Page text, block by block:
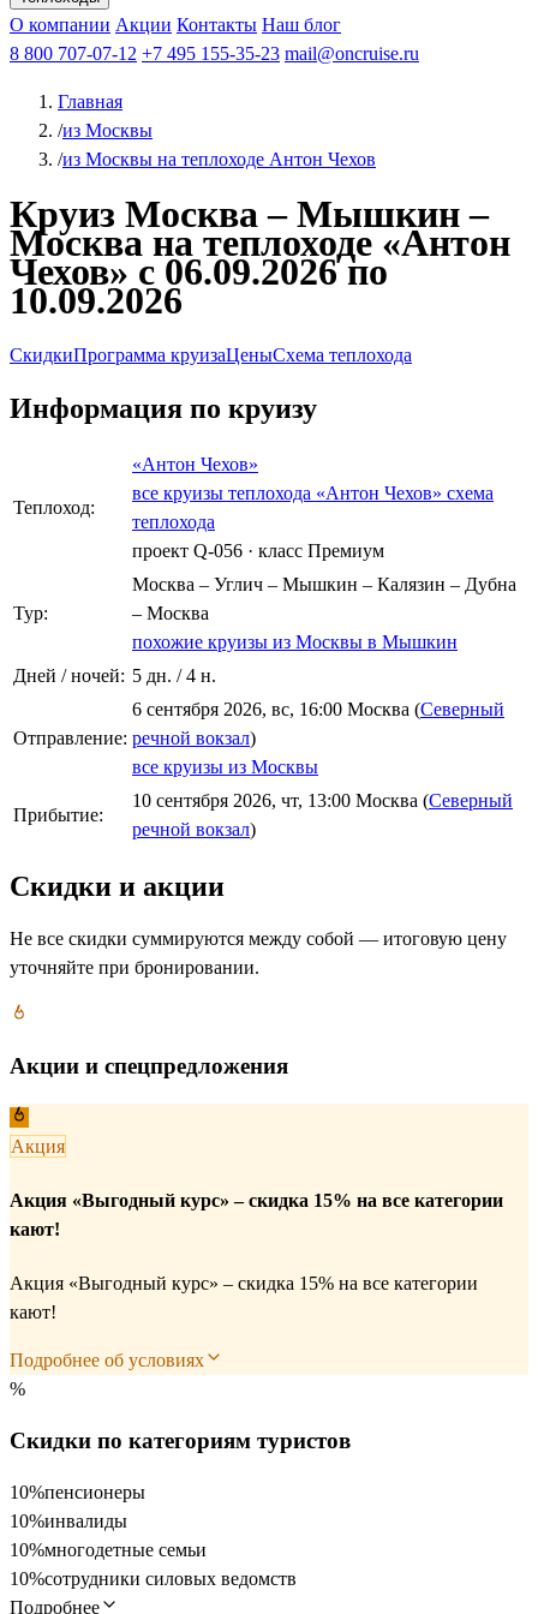
Чебоксарыиз Волгоградаиз Саратова Все города
КазаньВ Нижний НовгородВ ПермьВ Ростов-на-Дону
РыбинскНа СоловкиНа ВалаамПо ОкеПо Енисею
Афанасий Никитин Октябрьская революция
ФединАлександр СвешниковИван
МироновА.С.Попов
О компании Акции Контакты Наш блог
8 800 707-07-12 +7 495 155-35-23 mail@oncruise.ru
Главная
/из Москвы
/из Москвы на теплоходе Антон Чехов
Круиз Москва – Мышкин –
Москва на теплоходе «Антон
Чехов» с 06.09.2026 по
10.09.2026
СкидкиПрограмма круизаЦеныСхема теплохода
Информация по круизу
Теплоход:
«Антон Чехов»
все круизы теплохода «Антон Чехов» схема
теплохода
проект Q-056 · класс Премиум
Тур:
Москва – Углич – Мышкин – Калязин – Дубна
– Москва
похожие круизы из Москвы в Мышкин
Дней / ночей: 5 дн. / 4 н.
Отправление:
6 сентября 2026, вс, 16:00 Москва (Северный
речной вокзал)
все круизы из Москвы
Прибытие:
10 сентября 2026, чт, 13:00 Москва (Северный
речной вокзал)
Скидки и акции
Не все скидки суммируются между собой — итоговую цену
уточняйте при бронировании.
Акции и спецпредложения
Акция
Акция «Выгодный курс» – скидка 15% на все категории
кают!
Акция «Выгодный курс» – скидка 15% на все категории
кают!
Подробнее об условиях
%
Скидки по категориям туристов
10%пенсионеры
10%инвалиды
10%многодетные семьи
10%сотрудники силовых ведомств
Подробнее